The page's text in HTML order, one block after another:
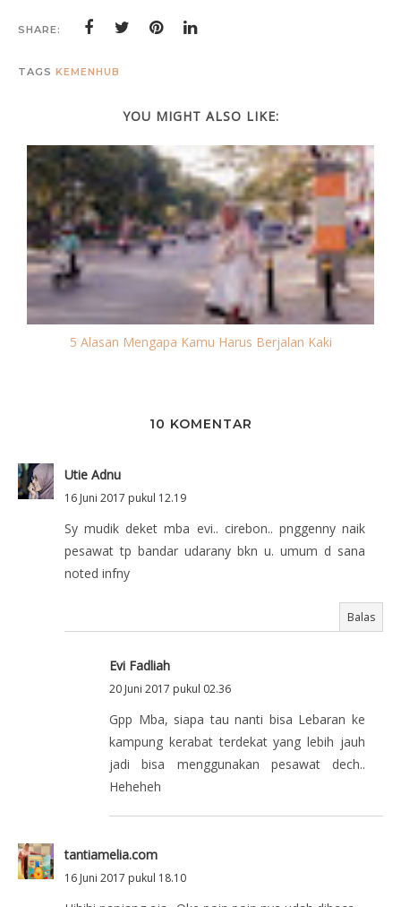
SHARE:
TAGS KEMENHUB
YOU MIGHT ALSO LIKE:
5 Alasan Mengapa Kamu Harus Berjalan Kaki
10 KOMENTAR
Utie Adnu
16 Juni 2017 pukul 12.19
Sy mudik deket mba evi.. cirebon.. pnggenny naik
pesawat tp bandar udarany bkn u. umum d sana
noted infny
Balas
Evi Fadliah
20 Juni 2017 pukul 02.36
Gpp Mba, siapa tau nanti bisa Lebaran ke
kampung kerabat terdekat yang lebih jauh
jadi bisa menggunakan pesawat dech..
Heheheh
tantiamelia.com
16 Juni 2017 pukul 18.10